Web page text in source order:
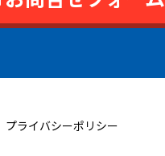
プライバシーポリシー